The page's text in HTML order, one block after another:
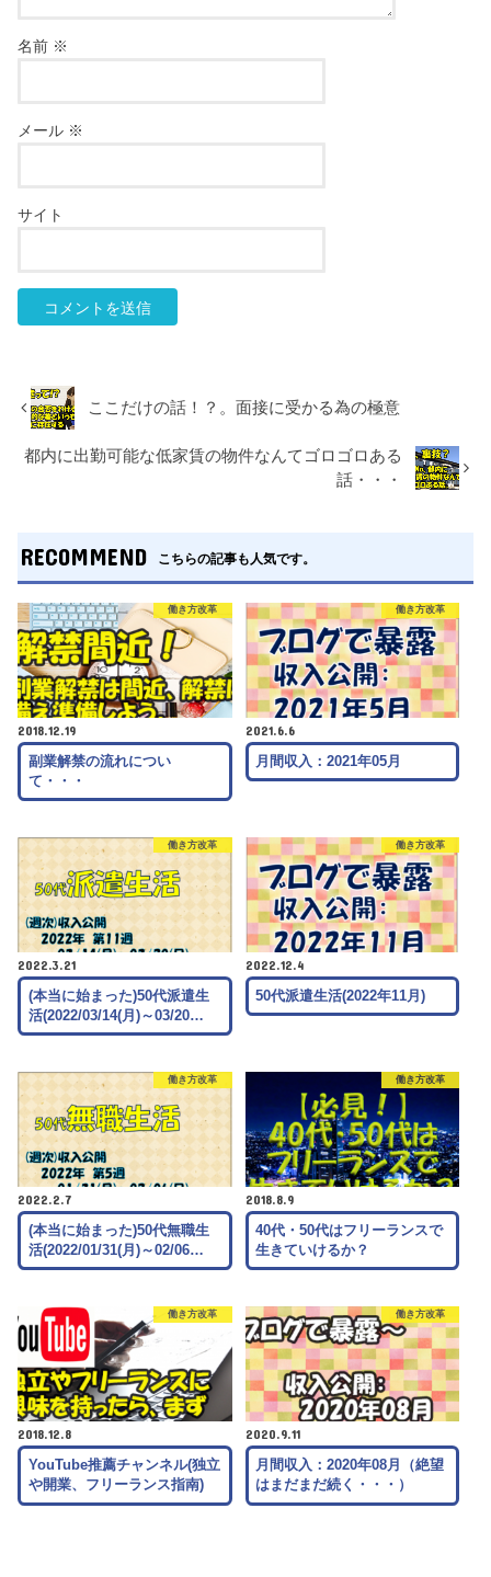
名前 ※
メール ※
サイト
ここだけの話！？。面接に受かる為の極意
都内に出勤可能な低家賃の物件なんてゴロゴロある
話・・・
RECOMMEND こちらの記事も人気です。
働き方改革
2018.12.19
副業解禁の流れについ
て・・・
働き方改革
2021.6.6
月間収入：2021年05月
働き方改革
2022.3.21
(本当に始まった)50代派遣生
活(2022/03/14(月)～03/20…
働き方改革
2022.12.4
50代派遣生活(2022年11月)
働き方改革
2022.2.7
(本当に始まった)50代無職生
活(2022/01/31(月)～02/06…
働き方改革
2018.8.9
40代・50代はフリーランスで
生きていけるか？
働き方改革
2018.12.8
YouTube推薦チャンネル(独立
や開業、フリーランス指南)
働き方改革
2020.9.11
月間収入：2020年08月（絶望
はまだまだ続く・・・）